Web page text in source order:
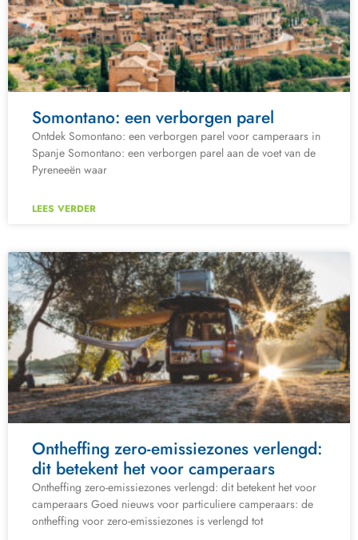
Somontano: een verborgen parel
Ontdek Somontano: een verborgen parel voor camperaars in
Spanje Somontano: een verborgen parel aan de voet van de
Pyreneeën waar
LEES VERDER
Ontheffing zero-emissiezones verlengd:
dit betekent het voor camperaars
Ontheffing zero-emissiezones verlengd: dit betekent het voor
camperaars Goed nieuws voor particuliere camperaars: de
ontheffing voor zero-emissiezones is verlengd tot